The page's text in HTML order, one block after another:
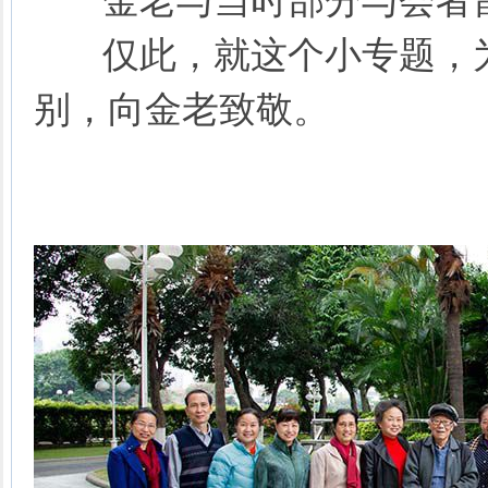
仅此，就这个小专题，
别，向金老致敬。